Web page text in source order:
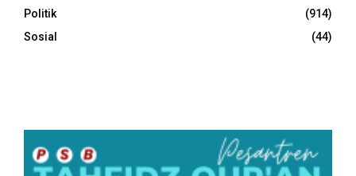
Politik
(914)
Sosial
(44)